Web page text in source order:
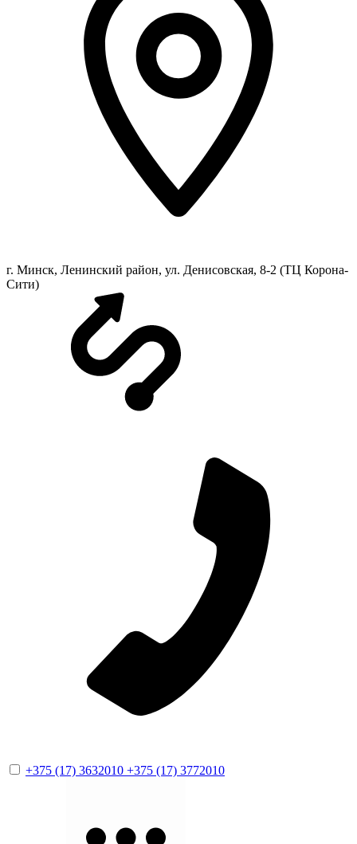
г. Минск, Ленинский район, ул. Денисовская, 8-2 (ТЦ Корона-
Сити)
+375 (17) 3632010 +375 (17) 3772010